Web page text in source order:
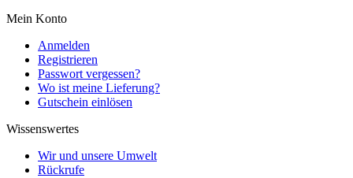
Mein Konto
Anmelden
Registrieren
Passwort vergessen?
Wo ist meine Lieferung?
Gutschein einlösen
Wissenswertes
Wir und unsere Umwelt
Rückrufe